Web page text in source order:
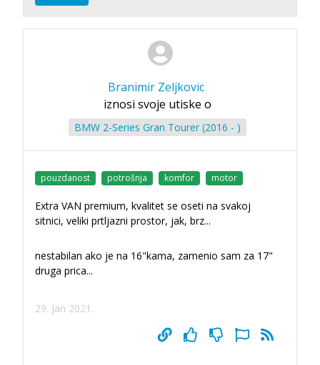
Branimir Zeljkovic
iznosi svoje utiske o
BMW 2-Series Gran Tourer (2016 - )
pouzdanost potrošnja komfor motor
Extra VAN premium, kvalitet se oseti na svakoj
sitnici, veliki prtljazni prostor, jak, brz...
nestabilan ako je na 16"kama, zamenio sam za 17"
druga prica...
29. Jan 2021.